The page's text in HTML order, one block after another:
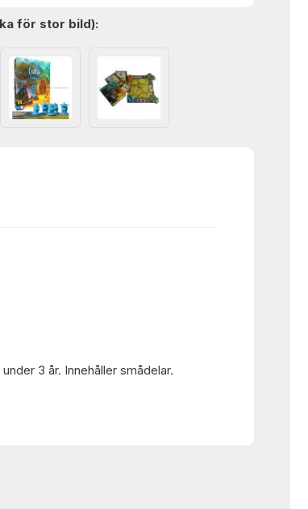
för stor bild):
3 år. Innehåller smådelar.